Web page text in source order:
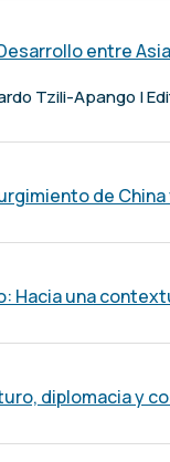
entre
Tzili-Apango |
de China
Hacia una
diplomacia y